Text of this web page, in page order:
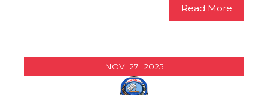
Read More
NOV 27 2025